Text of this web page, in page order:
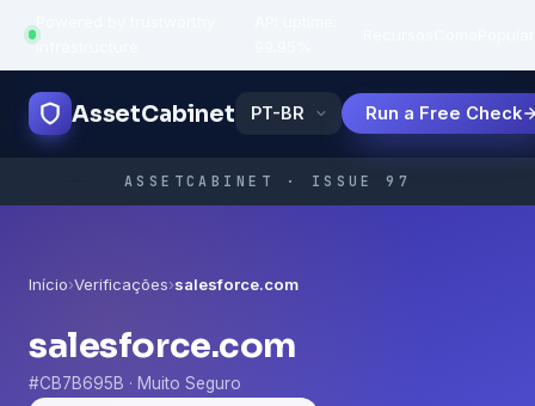
infrastructure
AssetCabinet Run a Free Check
ASSETCABINET · ISSUE 97
Início›Verificações›salesforce.com
salesforce.com
#CB7B695B · Muito Seguro